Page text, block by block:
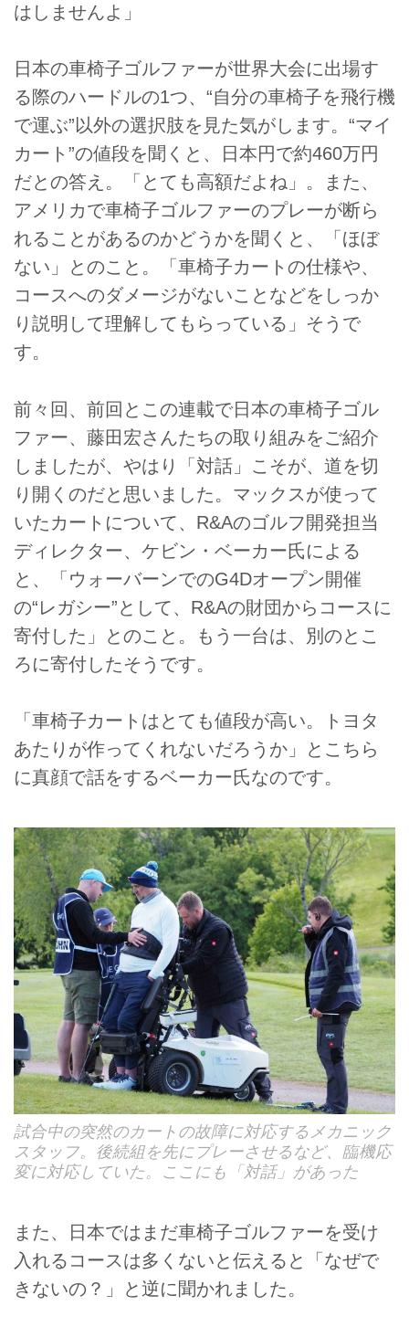
はしませんよ」
日本の車椅子ゴルファーが世界大会に出場す
る際のハードルの1つ、“自分の車椅子を飛行機
で運ぶ”以外の選択肢を見た気がします。“マイ
カート”の値段を聞くと、日本円で約460万円
だとの答え。「とても高額だよね」。また、
アメリカで車椅子ゴルファーのプレーが断ら
れることがあるのかどうかを聞くと、「ほぼ
ない」とのこと。「車椅子カートの仕様や、
コースへのダメージがないことなどをしっか
り説明して理解してもらっている」そうで
す。
前々回、前回とこの連載で日本の車椅子ゴル
ファー、藤田宏さんたちの取り組みをご紹介
しましたが、やはり「対話」こそが、道を切
り開くのだと思いました。マックスが使って
いたカートについて、R&Aのゴルフ開発担当
ディレクター、ケビン・ベーカー氏による
と、「ウォーバーンでのG4Dオープン開催
の“レガシー”として、R&Aの財団からコースに
寄付した」とのこと。もう一台は、別のとこ
ろに寄付したそうです。
「車椅子カートはとても値段が高い。トヨタ
あたりが作ってくれないだろうか」とこちら
に真顔で話をするベーカー氏なのです。
試合中の突然のカートの故障に対応するメカニック
スタッフ。後続組を先にプレーさせるなど、臨機応
変に対応していた。ここにも「対話」があった
また、日本ではまだ車椅子ゴルファーを受け
入れるコースは多くないと伝えると「なぜで
きないの？」と逆に聞かれました。